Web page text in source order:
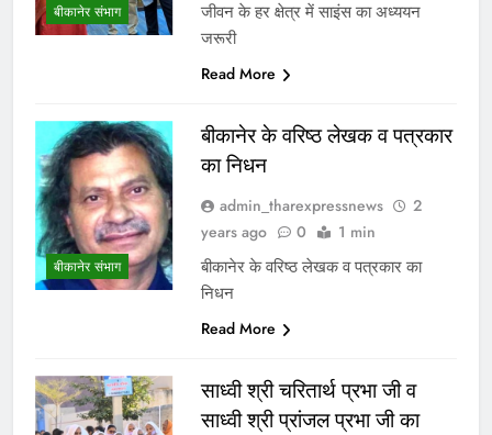
बीकानेर संभाग
जीवन के हर क्षेत्र में साइंस का अध्ययन
जरूरी
Read More
बीकानेर संभाग
बीकानेर के वरिष्ठ लेखक व पत्रकार
का निधन
admin_tharexpressnews
2
years ago
0 1 min
बीकानेर के वरिष्ठ लेखक व पत्रकार का
निधन
Read More
साध्वी श्री चरितार्थ प्रभा जी व
साध्वी श्री प्रांजल प्रभा जी का